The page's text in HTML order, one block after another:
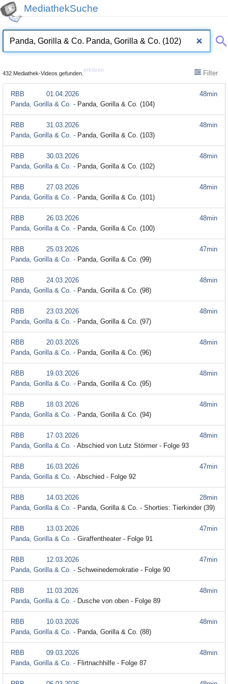
MediathekSuche
432 Mediathek-Videos gefunden.
erklären Filter
48min
RBB
01.04.2026
Panda, Gorilla & Co. - Panda, Gorilla & Co. (104)
48min
RBB
31.03.2026
Panda, Gorilla & Co. - Panda, Gorilla & Co. (103)
48min
RBB
30.03.2026
Panda, Gorilla & Co. - Panda, Gorilla & Co. (102)
48min
RBB
27.03.2026
Panda, Gorilla & Co. - Panda, Gorilla & Co. (101)
48min
RBB
26.03.2026
Panda, Gorilla & Co. - Panda, Gorilla & Co. (100)
47min
RBB
25.03.2026
Panda, Gorilla & Co. - Panda, Gorilla & Co. (99)
48min
RBB
24.03.2026
Panda, Gorilla & Co. - Panda, Gorilla & Co. (98)
48min
RBB
23.03.2026
Panda, Gorilla & Co. - Panda, Gorilla & Co. (97)
48min
RBB
20.03.2026
Panda, Gorilla & Co. - Panda, Gorilla & Co. (96)
48min
RBB
19.03.2026
Panda, Gorilla & Co. - Panda, Gorilla & Co. (95)
48min
RBB
18.03.2026
Panda, Gorilla & Co. - Panda, Gorilla & Co. (94)
48min
RBB
17.03.2026
Panda, Gorilla & Co. - Abschied von Lutz Störmer - Folge 93
47min
RBB
16.03.2026
Panda, Gorilla & Co. - Abschied - Folge 92
28min
RBB
14.03.2026
Panda, Gorilla & Co. - Panda, Gorilla & Co. - Shorties: Tierkinder (39)
47min
RBB
13.03.2026
Panda, Gorilla & Co. - Giraffentheater - Folge 91
47min
RBB
12.03.2026
Panda, Gorilla & Co. - Schweinedemokratie - Folge 90
48min
RBB
11.03.2026
Panda, Gorilla & Co. - Dusche von oben - Folge 89
48min
RBB
10.03.2026
Panda, Gorilla & Co. - Panda, Gorilla & Co. (88)
48min
RBB
09.03.2026
Panda, Gorilla & Co. - Flirtnachhilfe - Folge 87